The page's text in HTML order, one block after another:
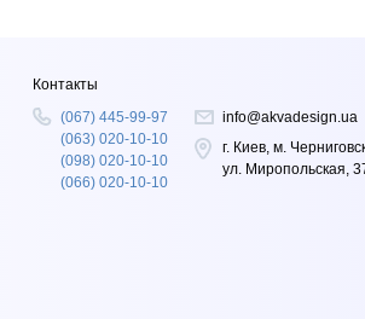
Контакты
(067) 445-99-97
(063) 020-10-10
(098) 020-10-10
(066) 020-10-10
info@akvadesign.ua
г. Киев, м.
ул. Миропольская,